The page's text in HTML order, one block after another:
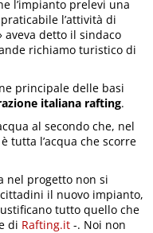
l’impianto prelevi una
l’attività di
aveva detto il sindaco
richiamo turistico di
principale delle basi
italiana rafting.
al secondo che, nel
tutta l’acqua che scorre
nel progetto non si
il nuovo impianto,
tutto quello che
di Rafting.it -. Noi non